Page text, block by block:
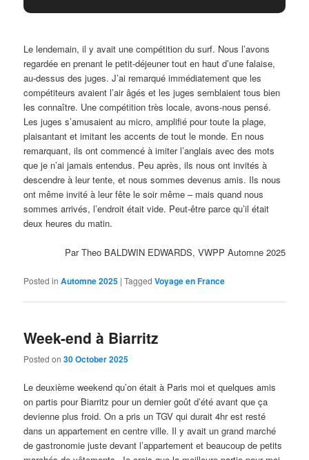
Le lendemain, il y avait une compétition du surf. Nous l’avons
regardée en prenant le petit-déjeuner tout en haut d’une falaise,
au-dessus des juges. J’ai remarqué immédiatement que les
compétiteurs avaient l’air âgés et les juges semblaient tous bien
les connaître. Une compétition très locale, avons-nous pensé.
Les juges s’amusaient au micro, amplifié pour toute la plage,
plaisantant et imitant les accents de tout le monde. En nous
remarquant, ils ont commencé à imiter l’anglais avec des mots
que je n’ai jamais entendus. Peu après, ils nous ont invités à
descendre à leur tente, et nous sommes devenus amis. Ils nous
ont même invité à leur fête le soir même – mais quand nous
sommes arrivés, l’endroit était vide. Peut-être parce qu’il était
deux heures du matin.
Par Theo BALDWIN EDWARDS, VWPP Automne 2025
Posted in Automne 2025 |Tagged Voyage en France
Week-end à Biarritz
Posted on30 October 2025
Le deuxième weekend qu’on était à Paris moi et quelques amis
on partis pour Biarritz pour un dernier goût d’été avant que ça
devienne plus froid. On a pris un TGV qui durait 4hr est resté
dans un appartement en centre ville. Il y avait un grand marché
de gastronomie juste devant l’appartement et beaucoup de petits